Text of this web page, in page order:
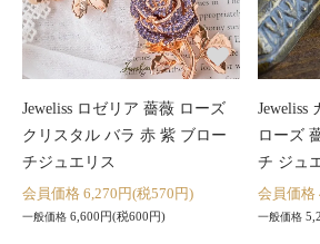
Jeweliss ロゼリア 薔薇 ローズ
クリスタル バラ 赤 紫 ブロー
チジュエリス
会員価格 6,270円(税570円)
一般価格 6,600円(税600円)
Jeweliss
ローズ
チ ジュ
会員価格
一般価格